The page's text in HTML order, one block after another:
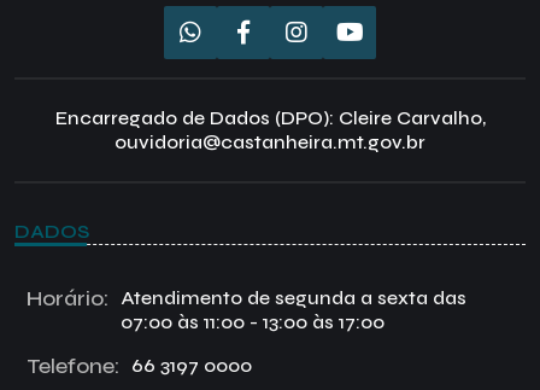
Encarregado de Dados (DPO): Cleire Carvalho,
ouvidoria@castanheira.mt.gov.br
DADOS
Horário:
Atendimento de segunda a sexta das
07:00 às 11:00 - 13:00 às 17:00
Telefone: 66 3197 0000